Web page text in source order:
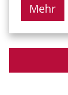
Mehr